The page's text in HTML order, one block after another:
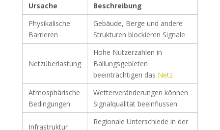
Ursache
Beschreibung
Physikalische
Barrieren
Gebäude, Berge und andere
Strukturen blockieren Signale
Netzüberlastung
Hohe Nutzerzahlen in
Ballungsgebieten
beeinträchtigen das Netz
Atmosphärische
Bedingungen
Wetterveränderungen können
Signalqualität beeinflussen
Infrastruktur
Regionale Unterschiede in der